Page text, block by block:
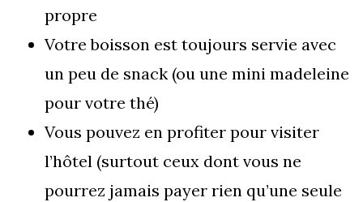
propre
Votre boisson est toujours servie avec
un peu de snack (ou une mini madeleine
pour votre thé)
Vous pouvez en profiter pour visiter
l’hôtel (surtout ceux dont vous ne
pourrez jamais payer rien qu’une seule